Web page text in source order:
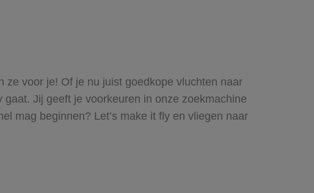
voor je! Of je nu juist goedkope vluchten naar
Jij geeft je voorkeuren in onze zoekmachine
mag beginnen? Let’s make it fly en vliegen naar